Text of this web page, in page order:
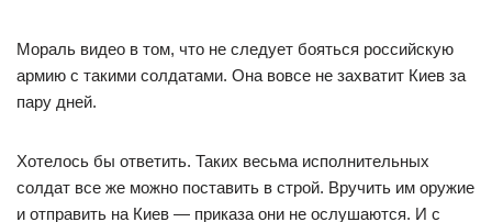
Мораль видео в том, что не следует бояться российскую
армию с такими солдатами. Она вовсе не захватит Киев за
пару дней.
Хотелось бы ответить. Таких весьма исполнительных
солдат все же можно поставить в строй. Вручить им оружие
и отправить на Киев — приказа они не ослушаются. И с